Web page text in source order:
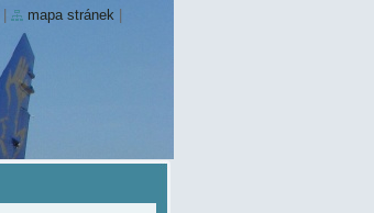
mapa stránek